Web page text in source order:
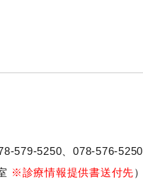
579-5250、 078-576-5250
※診療情報提供書送付先）